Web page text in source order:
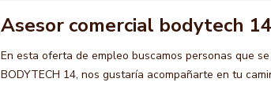
Asesor comercial bodytech 14
En esta oferta de empleo buscamos personas que
BODYTECH 14, nos gustaría acompañarte en tu